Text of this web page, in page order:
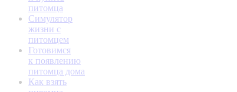
питомца
Симулятор
жизни с
питомцем
Готовимся
к появлению
питомца дома
Как взять